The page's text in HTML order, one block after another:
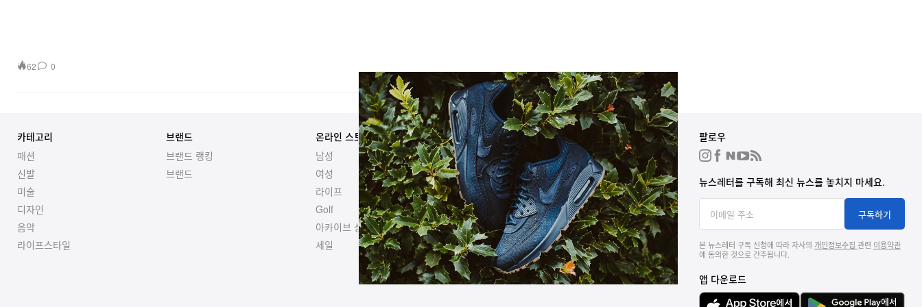
62 0
카테고리
패션
신발
미술
디자인
음악
라이프스타일
브랜드
브랜드 랭킹
브랜드
온라인 스토어
남성
여성
라이프
Golf
아카이브 상품
세일
자매 사이트
Hypebeast
Hypemaps
Hypebae
HBX
회사소개
하입비스트 그룹
뉴스룸
채용
투자자 정보
광고 및 제휴
윤리경영
연락처
팔로우
뉴스레터를 구독해 최신 뉴스를 놓치지 마세요.
구독하기
본 뉴스레터 구독 신청에 따라 자사의 개인정보수집 관련 이용약관
에 동의한 것으로 간주됩니다.
앱 다운로드